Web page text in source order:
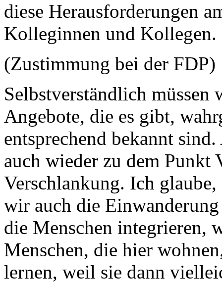
diese Herausforderungen
Kolleginnen und Kollegen.
(Zustimmung bei der FDP)
Selbstverständlich müssen
Angebote, die es gibt,
entsprechend bekannt
auch wieder zu dem Punkt
Verschlankung. Ich
wir auch die
die Menschen integrieren,
Menschen, die hier
lernen, weil sie dann